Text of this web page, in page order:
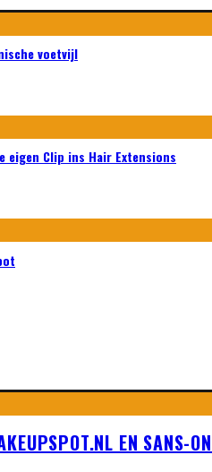
voetvijl
eigen Clip ins Hair Extensions
EN SANS-